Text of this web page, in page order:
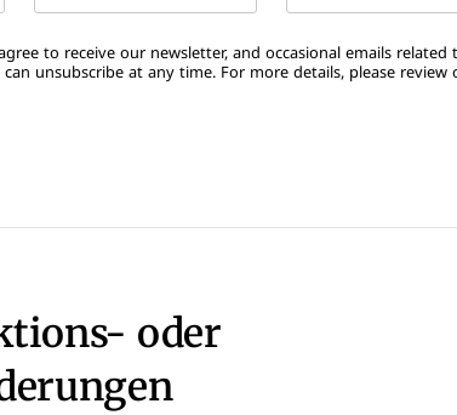
to receive our newsletter, and occasional emails related
can unsubscribe at any time. For more details, please review
oder